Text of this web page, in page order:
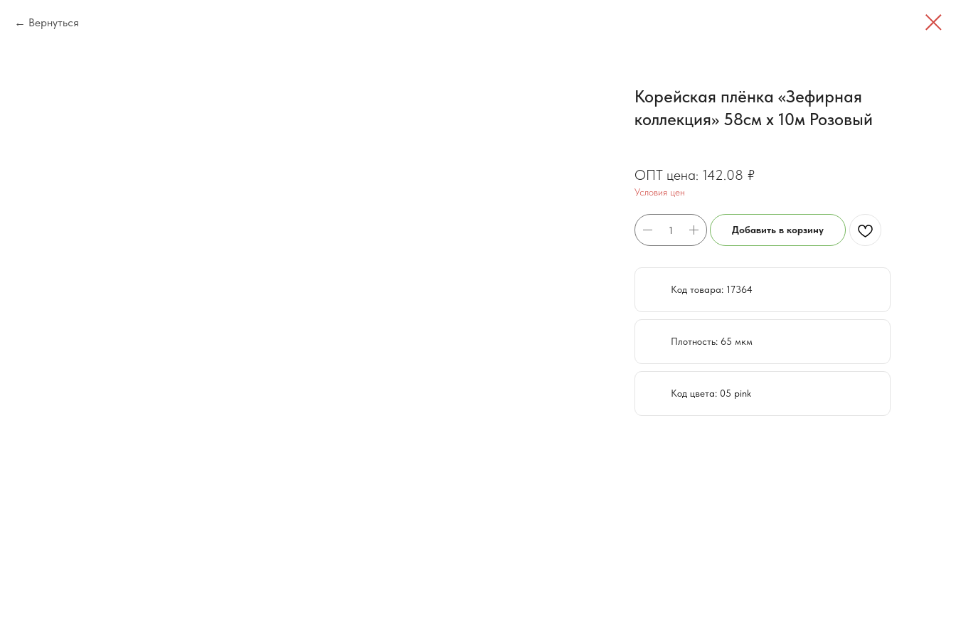
Вернуться
Корейская плёнка «Зефирная
коллекция» 58см x 10м Розовый
142.08 ₽
Условия цен
Добавить в корзину
Код товара: 17364
Плотность: 65 мкм
Код цвета: 05 pink